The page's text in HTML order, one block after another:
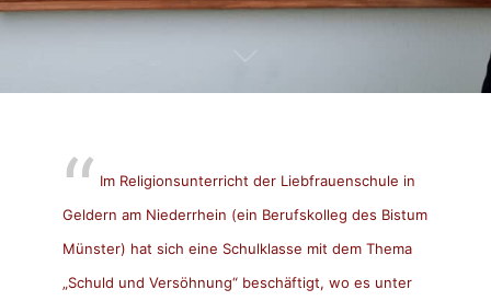
Im Religionsunterricht der Liebfrauenschule in
Geldern am Niederrhein (ein Berufskolleg des Bistum
Münster) hat sich eine Schulklasse mit dem Thema
„Schuld und Versöhnung“ beschäftigt, wo es unter